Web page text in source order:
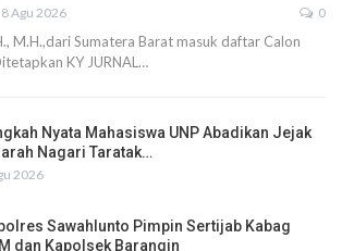
8 Agu 2026 0
M.H.,dari Sumatera Barat masuk daftar Calon
KY JURNAL…
Nyata Mahasiswa UNP Abadikan Jejak
Nagari Taratak…
2026
Sawahlunto Pimpin Sertijab Kabag
dan Kapolsek Barangin